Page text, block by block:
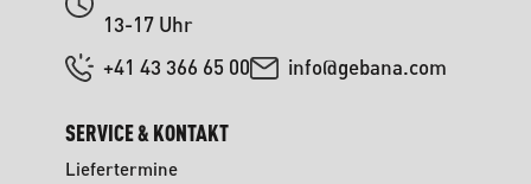
13-17 Uhr
+41 43 366 65 00
info@gebana.com
SERVICE & KONTAKT
Liefertermine